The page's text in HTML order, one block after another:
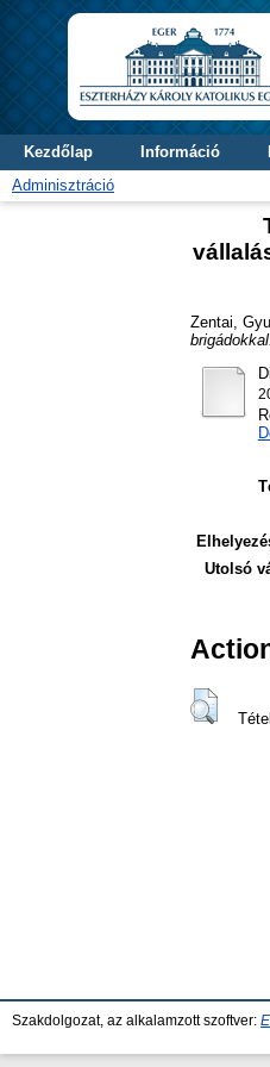
Kezdőlap Információ
Adminisztráció
Zentai,
Utolsó
Szakdolgozat, az alkalamzott szoftver: